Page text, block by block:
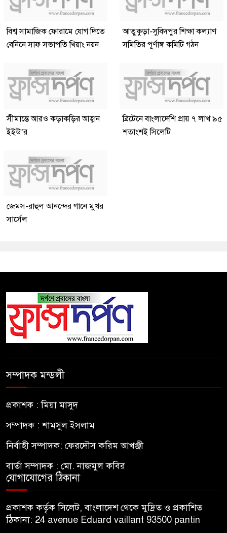
বিশ্ব সামাজিক ফোরামে যোগ দিতে
বেনিনে সাফ সভাপতি খিয়াং নয়ন
আতুকুড়া-সুবিদপুর শিক্ষা কল্যাণ
সমিতির পূর্ণাঙ্গ কমিটি গঠন
সীমান্তে আরও কড়াকড়ির আহ্বান
ইইউ’র
ব্রিটেনে বাংলাদেশি প্রায় ৭ লাখ ৯৫
শতাংশই সিলেটি
জেমস-রাহুল আনন্দের গানে মুখর
সার্সেল
সম্পাদক মন্ডলী
প্রকাশক : মিয়া মাসুদ
সম্পাদক : শামসুল ইসলাম
নির্বাহী সম্পাদক: ফেরদৌস করিম আখঞ্জী
বার্তা সম্পাদক : মো. নাজমুল কবির
যোগাযোগের ঠিকানা
প্রকাশক কর্তৃক সিলেট, বাংলাদেশ থেকে মুদ্রিত ও প্রকাশিত
ঠিকানা: 24 avenue Eduard vaillant 93500 pantin